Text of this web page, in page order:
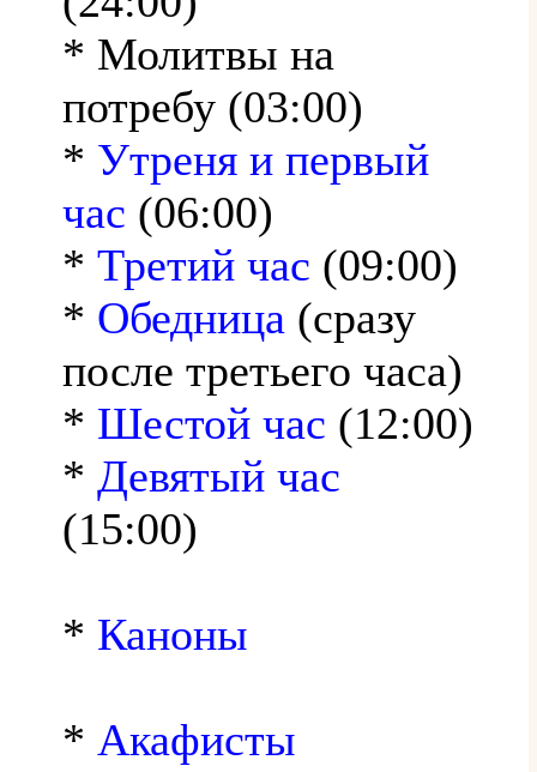
* Молитвы на
потребу (03:00)
* Утреня и первый
час (06:00)
* Третий час (09:00)
* Обедница (сразу
после третьего часа)
* Шестой час (12:00)
* Девятый час
(15:00)
* Каноны
* Акафисты